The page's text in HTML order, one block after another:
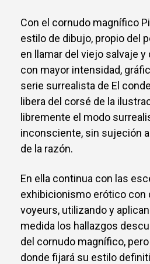
Con el cornudo magnífico
estilo de dibujo, propio del
en llamar del viejo salvaje y
con mayor intensidad,
serie surrealista de El
libera del corsé de la
libremente el modo
inconsciente, sin sujeción
de la razón.
En ella continua con las
exhibicionismo erótico con
voyeurs, utilizando y
medida los hallazgos
del cornudo magnífico,
donde fijará su estilo